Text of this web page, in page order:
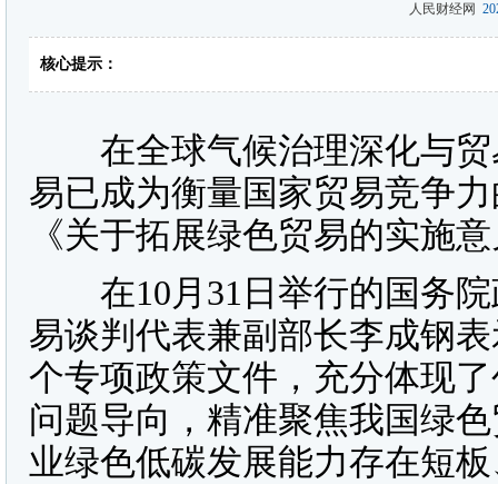
人民财经网
核心提示：
在全球气候治理深化与贸
易已成为衡量国家贸易竞争
《关于拓展绿色贸易的实施
在10月31日举行的国务院
易谈判代表兼副部长李成钢
个专项政策文件，充分体现
问题导向，精准聚焦我国绿
业绿色低碳发展能力存在短